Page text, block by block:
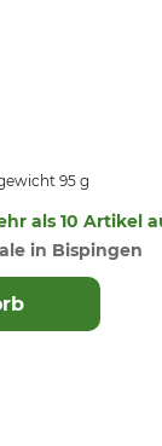
95 g
als 10 Artikel
in Bispingen